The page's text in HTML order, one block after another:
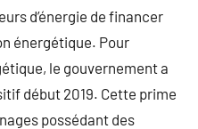
d’énergie de financer
énergétique. Pour
le gouvernement a
début 2019. Cette prime
possédant des